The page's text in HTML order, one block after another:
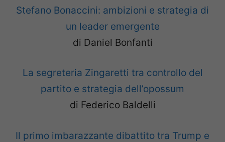
Stefano Bonaccini: ambizioni e strategia di
un leader emergente
di Daniel Bonfanti
La segreteria Zingaretti tra controllo del
partito e strategia dell’opossum
di Federico Baldelli
Il primo imbarazzante dibattito tra Trump e